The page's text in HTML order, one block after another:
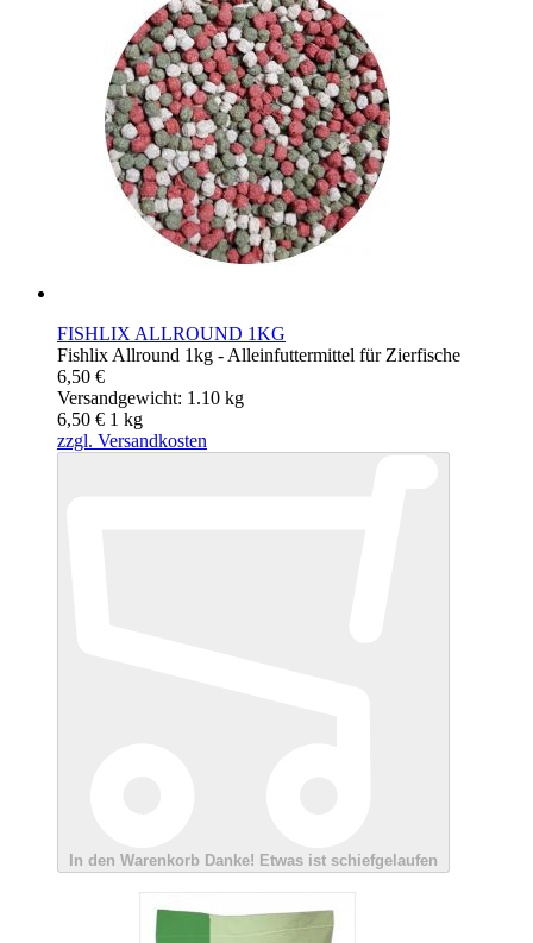
FISHLIX ALLROUND 1KG
Fishlix Allround 1kg - Alleinfuttermittel für Zierfische
6,50 €
Versandgewicht: 1.10 kg
6,50 € 1 kg
zzgl. Versandkosten
In den Warenkorb Danke! Etwas ist schiefgelaufen